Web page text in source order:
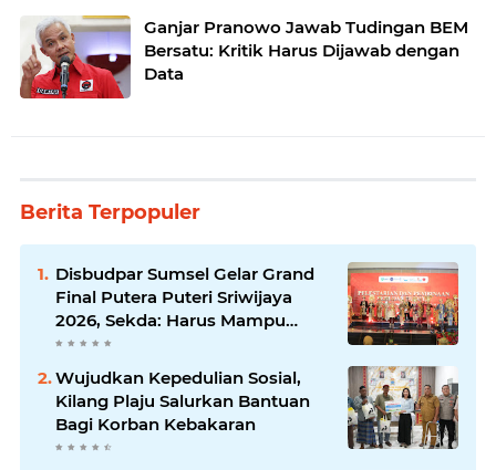
Ganjar Pranowo Jawab Tudingan BEM
Bersatu: Kritik Harus Dijawab dengan
Data
Berita Terpopuler
Disbudpar Sumsel Gelar Grand
Final Putera Puteri Sriwijaya
2026, Sekda: Harus Mampu
Bawa Sumsel Go Internasional
Wujudkan Kepedulian Sosial,
Kilang Plaju Salurkan Bantuan
Bagi Korban Kebakaran